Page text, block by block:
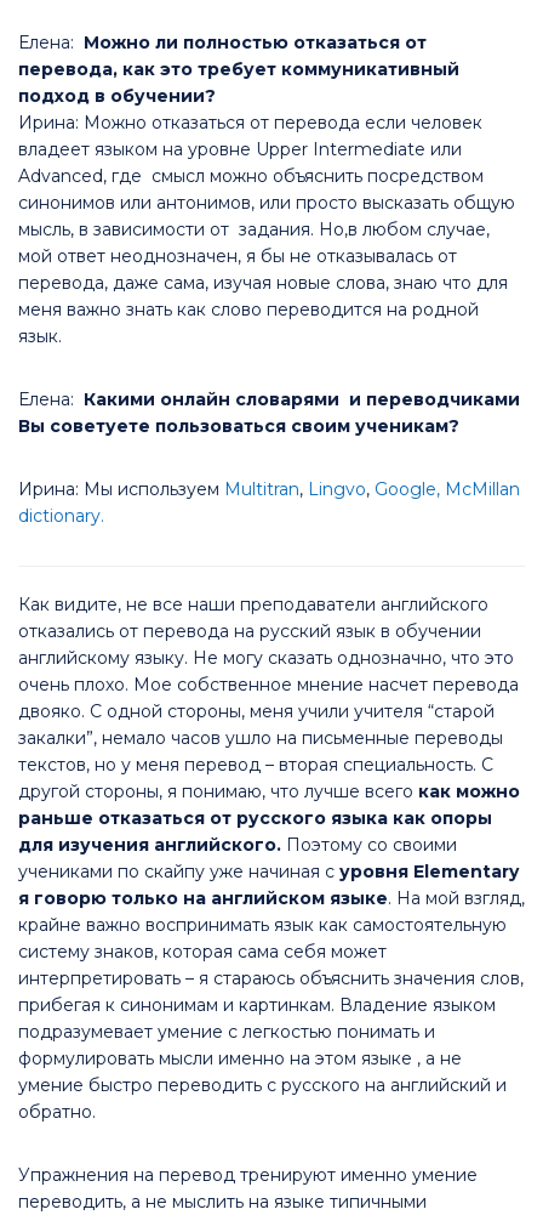
Елена: Можно ли полностью отказаться от
перевода, как это требует коммуникативный
подход в обучении?
Ирина: Можно отказаться от перевода если человек
владеет языком на уровне Upper Intermediate или
Advanced, где смысл можно объяснить посредством
синонимов или антонимов, или просто высказать общую
мысль, в зависимости от задания. Но,в любом случае,
мой ответ неоднозначен, я бы не отказывалась от
перевода, даже сама, изучая новые слова, знаю что для
меня важно знать как слово переводится на родной
язык.
Елена: Какими онлайн словарями и переводчиками
Вы советуете пользоваться своим ученикам?
Ирина: Мы используем Multitran, Lingvo, Google, McMillan
dictionary.
Как видите, не все наши преподаватели английского
отказались от перевода на русский язык в обучении
английскому языку. Не могу сказать однозначно, что это
очень плохо. Мое собственное мнение насчет перевода
двояко. С одной стороны, меня учили учителя “старой
закалки”, немало часов ушло на письменные переводы
текстов, но у меня перевод – вторая специальность. С
другой стороны, я понимаю, что лучше всего как можно
раньше отказаться от русского языка как опоры
для изучения английского. Поэтому со своими
учениками по скайпу уже начиная с уровня Elementary
я говорю только на английском языке. На мой взгляд,
крайне важно воспринимать язык как самостоятельную
систему знаков, которая сама себя может
интерпретировать – я стараюсь объяснить значения слов,
прибегая к синонимам и картинкам. Владение языком
подразумевает умение с легкостью понимать и
формулировать мысли именно на этом языке , а не
умение быстро переводить с русского на английский и
обратно.
Упражнения на перевод тренируют именно умение
переводить, а не мыслить на языке типичными